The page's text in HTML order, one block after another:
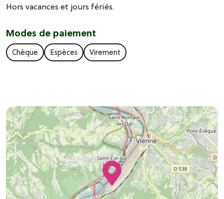
Hors vacances et jours fériés.
Modes de paiement
Chèque Espèces Virement